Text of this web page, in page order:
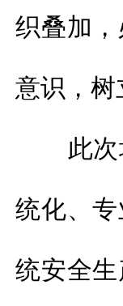
织叠加
意识，
此次培
统化、
统安全